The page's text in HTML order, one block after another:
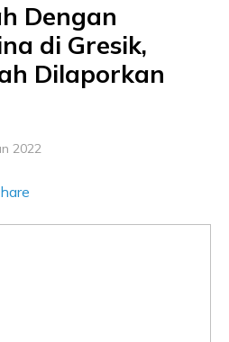
Dengan
di Gresik,
Dilaporkan
2022